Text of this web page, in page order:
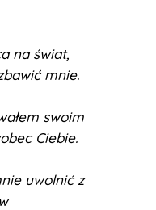
na świat,
mnie.
swoim
Ciebie.
uwolnić z